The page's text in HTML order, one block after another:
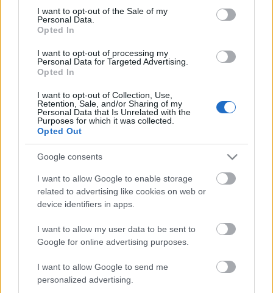
consent section.
I want to opt-out of the Sale of my
Personal Data.
Opted In
I want to opt-out of processing my
Personal Data for Targeted Advertising.
Opted In
I want to opt-out of Collection, Use,
Retention, Sale, and/or Sharing of my
Personal Data that Is Unrelated with the
Purposes for which it was collected.
Opted Out
Google consents
I want to allow Google to enable storage
related to advertising like cookies on web or
device identifiers in apps.
I want to allow my user data to be sent to
Google for online advertising purposes.
I want to allow Google to send me
personalized advertising.
szúnyoginvázió elkerülésében
HIRDETÉS
Szakirányú továbbképzésekkel segíti
idén is a társadalmi kihívások
leküzdését a Gál Ferenc Egyetem